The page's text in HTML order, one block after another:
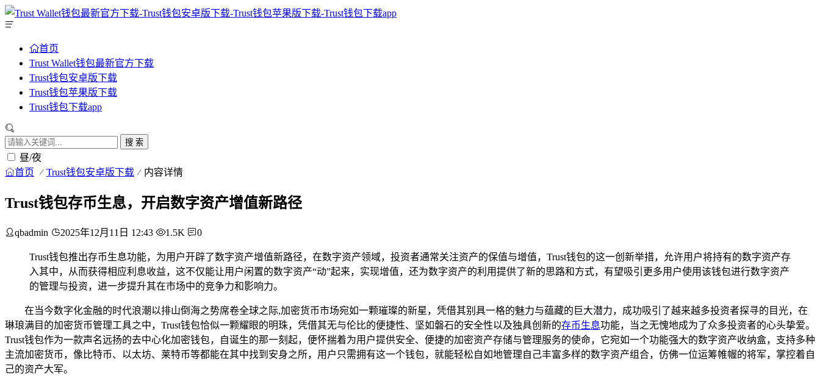
首页
Trust Wallet钱包最新官方下载
Trust钱包安卓版下载
Trust钱包苹果版下载
Trust钱包下载app
搜 索
昼/夜
首页 Trust钱包安卓版下载 内容详情
Trust钱包存币生息，开启数字资产增值新路径
qbadmin 2025年12月11日 12:43 1.5K 0
Trust钱包推出存币生息功能，为用户开辟了数字资产增值新路径，在数字资产领域，投资者通常关注资产的保值与增值，Trust钱包的这一创新举措，允许用户将持有的数字资产存
入其中，从而获得相应利息收益，这不仅能让用户闲置的数字资产“动”起来，实现增值，还为数字资产的利用提供了新的思路和方式，有望吸引更多用户使用该钱包进行数字资产
的管理与投资，进一步提升其在市场中的竞争力和影响力。
在当今数字化金融的时代浪潮以排山倒海之势席卷全球之际,加密货币市场宛如一颗璀璨的新星，凭借其别具一格的魅力与蕴藏的巨大潜力，成功吸引了越来越多投资者探寻的目光，在
琳琅满目的加密货币管理工具之中，Trust钱包恰似一颗耀眼的明珠，凭借其无与伦比的便捷性、坚如磐石的安全性以及独具创新的存币生息功能，当之无愧地成为了众多投资者的心头挚爱。
Trust钱包作为一款声名远扬的去中心化加密钱包，自诞生的那一刻起，便怀揣着为用户提供安全、便捷的加密资产存储与管理服务的使命，它宛如一个功能强大的数字资产收纳盒，支持多种
主流加密货币，像比特币、以太坊、莱特币等都能在其中找到安身之所，用户只需拥有这一个钱包，就能轻松自如地管理自己丰富多样的数字资产组合，仿佛一位运筹帷幄的将军，掌控着自
己的资产大军。